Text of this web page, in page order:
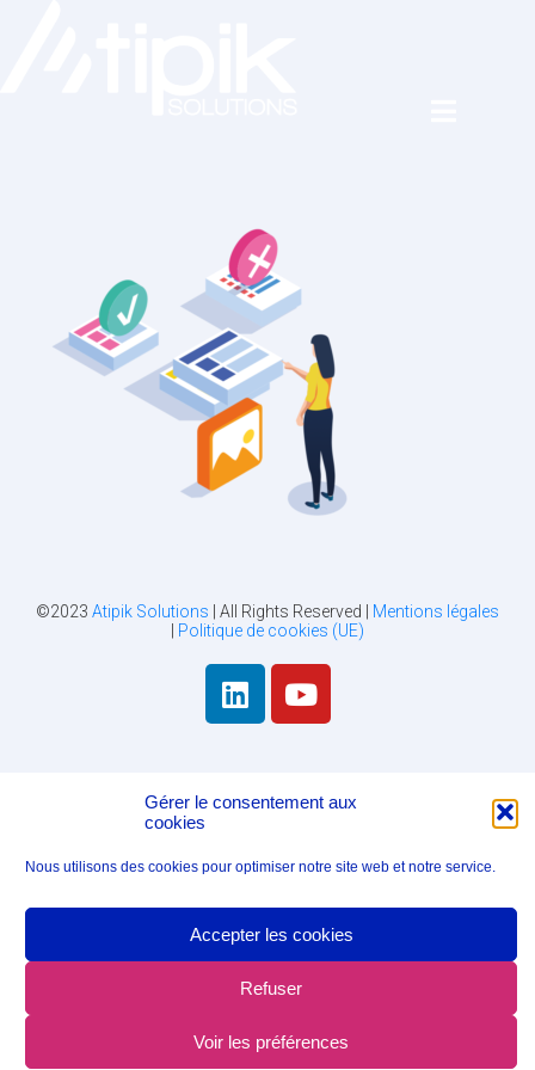
Gérer le consentement aux
cookies
Nous utilisons des cookies pour optimiser notre site web et notre service.
Accepter les cookies
Refuser
Voir les préférences
©2023 Atipik Solutions | All Rights Reserved | Mentions légales
Politique de cookies (UE)